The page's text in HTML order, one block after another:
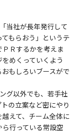
当社が長年発行して
もらおう」というテ
Ｒするかを考えま
めくっていくよう
もしろいブースがで
グ以外でも、若手社
の立案など密にやり
えて、チーム全体に
行っている常設空